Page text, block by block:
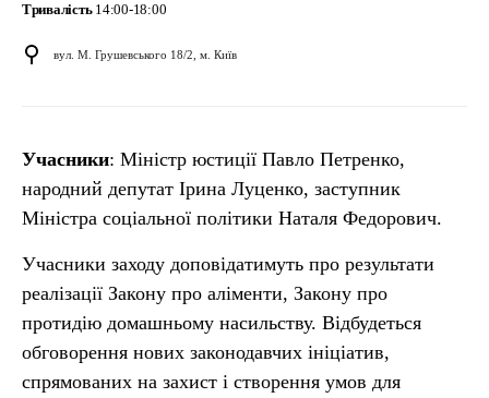
Тривалість14:00-18:00
вул. М. Грушевського 18/2, м. Київ
Учасники: Міністр юстиції Павло Петренко,
народний депутат Ірина Луценко, заступник
Міністра соціальної політики Наталя Федорович.
Учасники заходу доповідатимуть про результати
реалізації Закону про аліменти, Закону про
протидію домашньому насильству. Відбудеться
обговорення нових законодавчих ініціатив,
спрямованих на захист і створення умов для